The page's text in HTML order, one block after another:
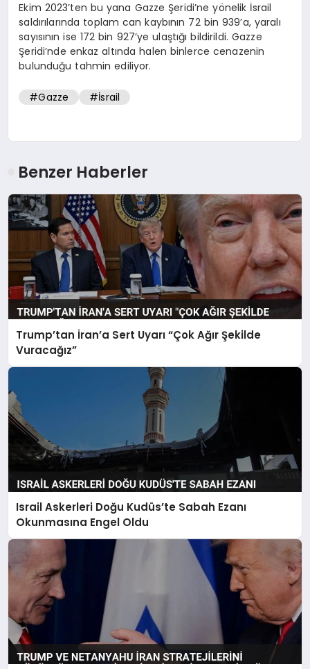
Ekim 2023’ten bu yana Gazze Şeridi’ne yönelik İsrail
saldırılarında toplam can kaybının 72 bin 939’a, yaralı
sayısının ise 172 bin 927’ye ulaştığı bildirildi. Gazze
Şeridi’nde enkaz altında halen binlerce cenazenin
bulunduğu tahmin ediliyor.
#Gazze #İsrail
Benzer Haberler
Trump’tan İran’a Sert Uyarı “Çok Ağır Şekilde
Vuracağız”
Israil Askerleri Doğu Kudüs’te Sabah Ezanı
Okunmasına Engel Oldu